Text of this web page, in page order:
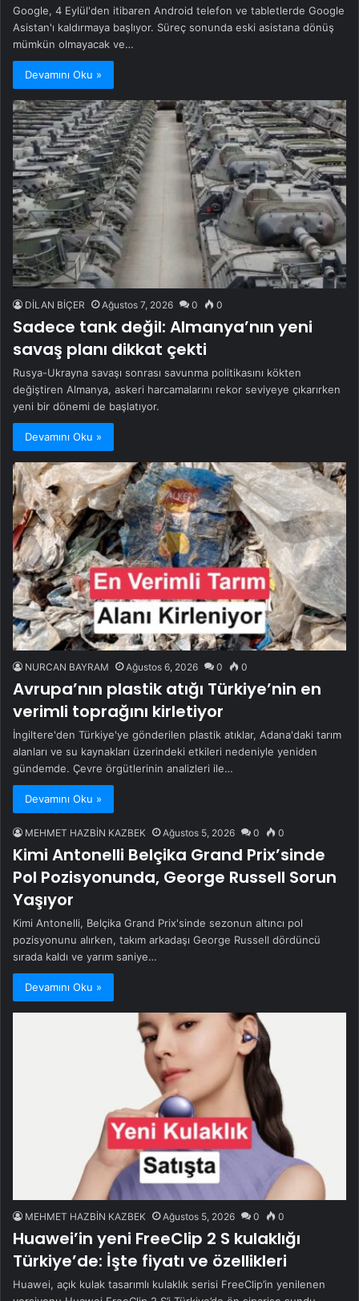
Google, 4 Eylül'den itibaren Android telefon ve tabletlerde Google
Asistan'ı kaldırmaya başlıyor. Süreç sonunda eski asistana dönüş
mümkün olmayacak ve…
Devamını Oku »
DİLAN BİÇER Ağustos 7, 2026 0 0
Sadece tank değil: Almanya’nın yeni
savaş planı dikkat çekti
Rusya-Ukrayna savaşı sonrası savunma politikasını kökten
değiştiren Almanya, askeri harcamalarını rekor seviyeye çıkarırken
yeni bir dönemi de başlatıyor.
Devamını Oku »
NURCAN BAYRAM Ağustos 6, 2026 0 0
Avrupa’nın plastik atığı Türkiye’nin en
verimli toprağını kirletiyor
İngiltere'den Türkiye'ye gönderilen plastik atıklar, Adana'daki tarım
alanları ve su kaynakları üzerindeki etkileri nedeniyle yeniden
gündemde. Çevre örgütlerinin analizleri ile…
Devamını Oku »
MEHMET HAZBİN KAZBEK Ağustos 5, 2026 0 0
Kimi Antonelli Belçika Grand Prix’sinde
Pol Pozisyonunda, George Russell Sorun
Yaşıyor
Kimi Antonelli, Belçika Grand Prix'sinde sezonun altıncı pol
pozisyonunu alırken, takım arkadaşı George Russell dördüncü
sırada kaldı ve yarım saniye…
Devamını Oku »
MEHMET HAZBİN KAZBEK Ağustos 5, 2026 0 0
Huawei’in yeni FreeClip 2 S kulaklığı
Türkiye’de: İşte fiyatı ve özellikleri
Huawei, açık kulak tasarımlı kulaklık serisi FreeClip’in yenilenen